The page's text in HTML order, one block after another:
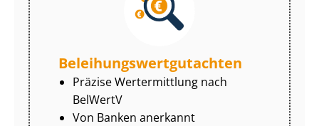
Be­lei­hungs­wert­gut­ach­ten
Präzise Wertermittlung nach
BelWertV
Von Banken anerkannt